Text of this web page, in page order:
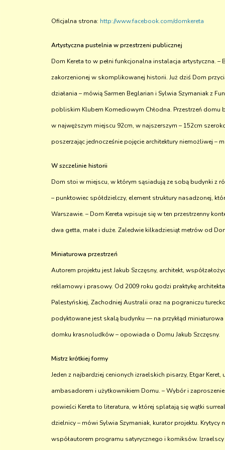
Oficjalna strona: http://www.facebook.com/domkereta
Artystyczna pustelnia w przestrzeni publicznej
Dom Kereta to w pełni funkcjonalna instalacja artystyczna.
zakorzenionej w skomplikowanej historii. Już dziś Dom
działania – mówią Sarmen Beglarian i Sylwia Szymaniak z
pobliskim Klubem Komediowym Chłodna. Przestrzeń domu
w najwęższym miejscu 92cm, w najszerszym – 152cm
poszerzając jednocześnie pojęcie architektury niemożliwej –
W szczelinie historii
Dom stoi w miejscu, w którym sąsiadują ze sobą budynki z
– punktowiec spółdzielczy, element struktury nasadzonej,
Warszawie. – Dom Kereta wpisuje się w ten przestrzenny
dwa getta, małe i duże. Zaledwie kilkadziesiąt metrów od
Miniaturowa przestrzeń
Autorem projektu jest Jakub Szczęsny, architekt,
reklamowy i prasowy. Od 2009 roku godzi praktykę
Palestyńskiej, Zachodniej Australii oraz na pograniczu
podyktowane jest skalą budynku — na przykłąd
domku krasnoludków – opowiada o Domu Jakub Szczęsny.
Mistrz krótkiej formy
Jeden z najbardziej cenionych izraelskich pisarzy, Etgar
ambasadorem i użytkownikiem Domu. – Wybór i
powieści Kereta to literatura, w której splatają się wątki
dzielnicy – mówi Sylwia Szymaniak, kurator projektu. Krytycy
współautorem programu satyrycznego i komiksów.